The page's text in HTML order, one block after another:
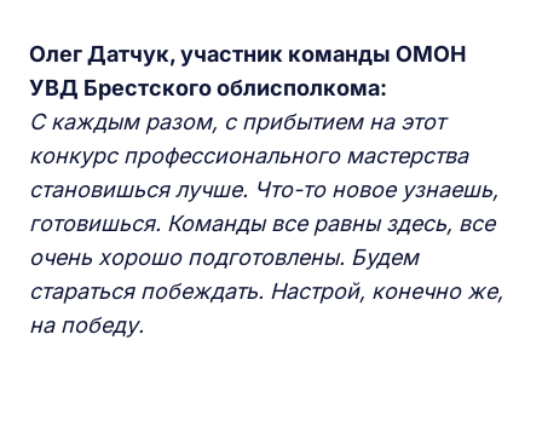
Олег Датчук, участник команды ОМОН
УВД Брестского облисполкома:
С каждым разом, с прибытием на этот
конкурс профессионального мастерства
становишься лучше. Что-то новое узнаешь,
готовишься. Команды все равны здесь, все
очень хорошо подготовлены. Будем
стараться побеждать. Настрой, конечно же,
на победу.